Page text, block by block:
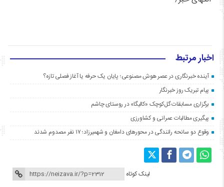
اخبار مرتبط
آینده خبرنگاری در عصر هوش مصنوعی؛ پایان یک حرفه یا آغاز فصلی تازه؟
پیام تبریک روز خبرنگار
برگزاری مسابقات گل‌کوچک «کالیگا» در روستای چاشم
پیگیری مطالبات عمرانی و کشاورزی
وقوع دو سانحه رانندگی در محورهای دامغان و شهمیرزاد؛ ۱۷ نفر مصدوم شدند
لینک کوتاه